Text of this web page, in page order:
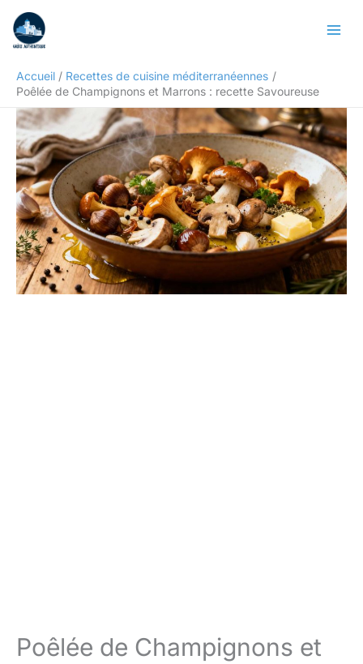
contenu
Accueil
Recettes de cuisine méditerranéennes
Poêlée de Champignons et Marrons : recette Savoureuse
Poêlée de Champignons et
Rechercher